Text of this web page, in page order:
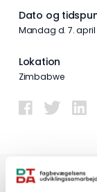
Dato og
mandag d. 7. april
Lokation
Zimbabwe